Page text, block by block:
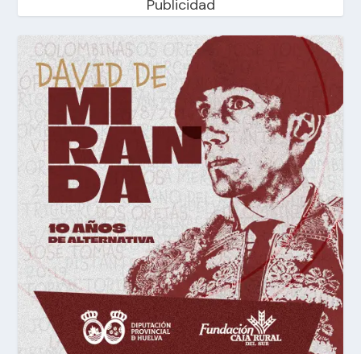
Publicidad